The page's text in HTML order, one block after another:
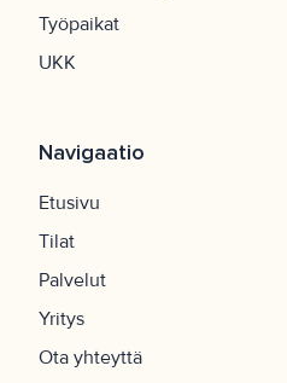
Työpaikat
UKK
Navigaatio
Etusivu
Tilat
Palvelut
Yritys
Ota yhteyttä